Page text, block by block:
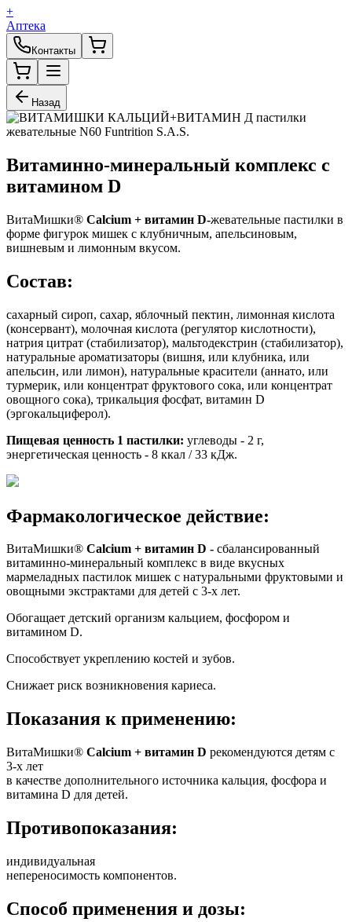
+
Аптека
Контакты
Назад
Витаминно-минеральный комплекс с
витамином D
ВитаМишки® Calcium + витамин D-жевательные пастилки в
форме фигурок мишек с клубничным, апельсиновым,
вишневым и лимонным вкусом.
Состав:
сахарный сироп, сахар, яблочный пектин, лимонная кислота
(консервант), молочная кислота (регулятор кислотности),
натрия цитрат (стабилизатор), мальтодекстрин (стабилизатор),
натуральные ароматизаторы (вишня, или клубника, или
апельсин, или лимон), натуральные красители (аннато, или
турмерик, или концентрат фруктового сока, или концентрат
овощного сока), трикальция фосфат, витамин D
(эргокальциферол).
Пищевая ценность 1 пастилки: углеводы - 2 г,
энергетическая ценность - 8 ккал / 33 кДж.
Фармакологическое действие:
ВитаМишки® Calcium + витамин D - сбалансированный
витаминно-минеральный комплекс в виде вкусных
мармеладных пастилок мишек с натуральными фруктовыми и
овощными экстрактами для детей с 3-х лет.
Обогащает детский организм кальцием, фосфором и
витамином D.
Способствует укреплению костей и зубов.
Снижает риск возникновения кариеса.
Показания к применению:
ВитаМишки® Calcium + витамин D рекомендуются детям с
3-х лет
в качестве дополнительного источника кальция, фосфора и
витамина D для детей.
Противопоказания:
индивидуальная
непереносимость компонентов.
Способ применения и дозы: